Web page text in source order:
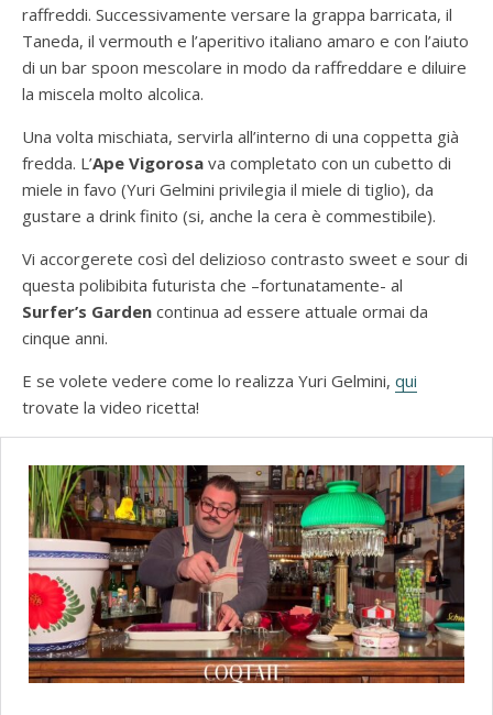
raffreddi. Successivamente versare la grappa barricata, il
Taneda, il vermouth e l’aperitivo italiano amaro e con l’aiuto
di un bar spoon mescolare in modo da raffreddare e diluire
la miscela molto alcolica.
Una volta mischiata, servirla all’interno di una coppetta già
fredda. L’Ape Vigorosa va completato con un cubetto di
miele in favo (Yuri Gelmini privilegia il miele di tiglio), da
gustare a drink finito (si, anche la cera è commestibile).
Vi accorgerete così del delizioso contrasto sweet e sour di
questa polibibita futurista che –fortunatamente- al
Surfer’s Garden continua ad essere attuale ormai da
cinque anni.
E se volete vedere come lo realizza Yuri Gelmini, qui
trovate la video ricetta!